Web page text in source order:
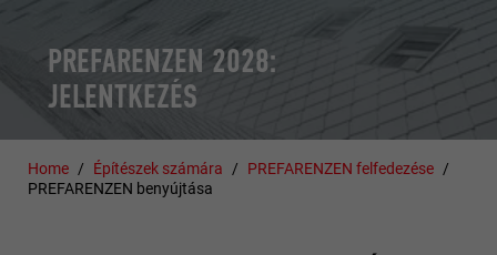
PREFARENZEN 2028:
JELENTKEZÉS
Home Építészek számára
PREFARENZEN felfedezése
PREFARENZEN benyújtása